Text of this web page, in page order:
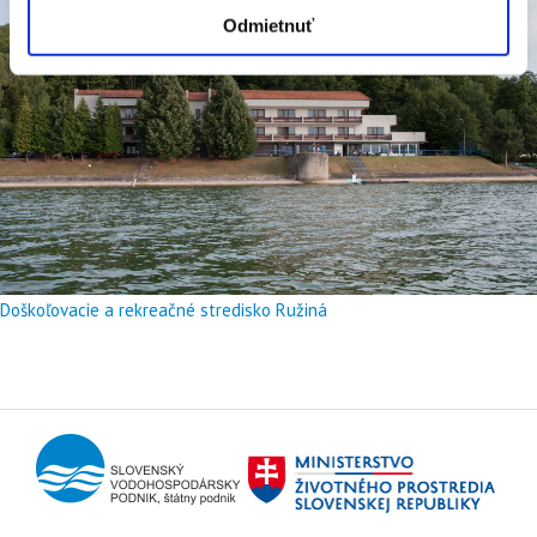
Odmietnuť
Doškoľovacie a rekreačné stredisko Ružiná